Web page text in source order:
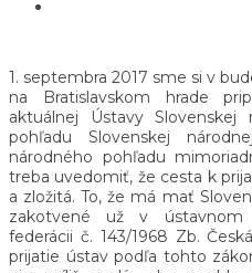
1. septembra 2017 sme si v
na Bratislavskom hrade
aktuálnej Ústavy
pohľadu Slovenskej
národného pohľadu
treba uvedomiť, že cesta k
a zložitá. To, že má mať
zakotvené už v ústavnom
federácii č. 143/1968 Zb.
prijatie ústav podľa tohto